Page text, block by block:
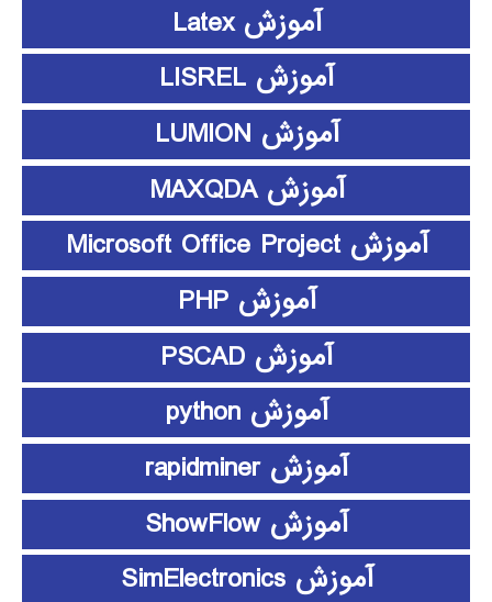
آموزش Latex
آموزش LISREL
آموزش LUMION
آموزش MAXQDA
آموزش Microsoft Office Project
آموزش PHP
آموزش PSCAD
آموزش python
آموزش rapidminer
آموزش ShowFlow
آموزش SimElectronics